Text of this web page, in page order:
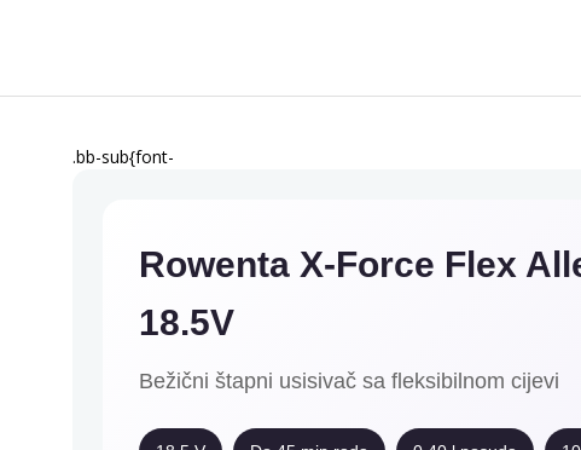
.bb-sub{font-
Rowenta X-Force Flex
18.5V
Bežični štapni usisivač sa fleksibilnom cijevi